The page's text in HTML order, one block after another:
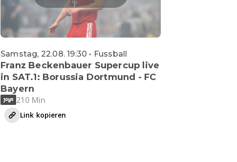
Samstag, 22.08. 19:30 • Fussball
Franz Beckenbauer Supercup live
in SAT.1: Borussia Dortmund - FC
Bayern
210 Min
Link kopieren